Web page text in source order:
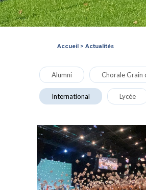
Accueil > Actualités
Alumni Chorale Grain
International Lycée